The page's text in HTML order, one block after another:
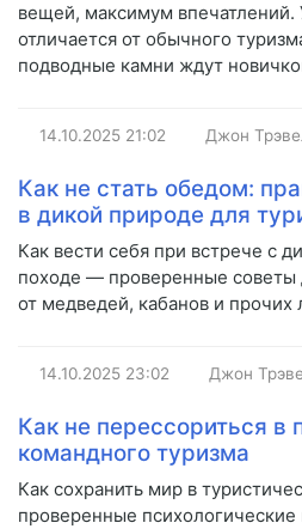
вещей, максимум впечатлений.
отличается от обычного
подводные камни ждут
14.10.2025 21:02 Джон
Как не стать обедом:
в дикой природе для
Как вести себя при встрече с
походе — проверенные советы
от медведей, кабанов и
14.10.2025 23:02 Джон
Как не перессориться в
командного туризма
Как сохранить мир в
проверенные